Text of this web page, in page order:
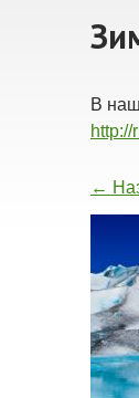
В
http://
←